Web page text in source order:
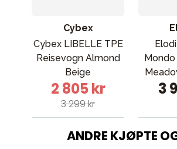
Cybex
Cybex LIBELLE TPE
Reisevogn Almond
Beige
2 805 kr
3 299 kr
3
ANDRE KJØPTE